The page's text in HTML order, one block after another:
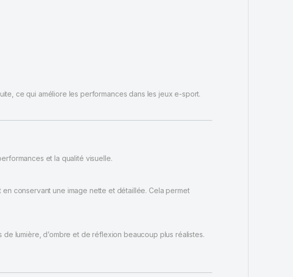
ce qui améliore les performances dans les jeux e-sport.
et la qualité visuelle.
conservant une image nette et détaillée. Cela permet
de lumière, d’ombre et de réflexion beaucoup plus réalistes.